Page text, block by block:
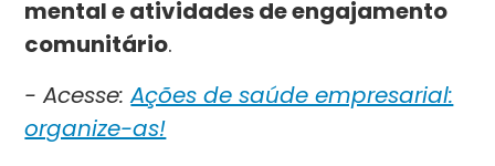
mental e atividades de engajamento
comunitário.
- Acesse:Ações de saúde empresarial:
organize-as!